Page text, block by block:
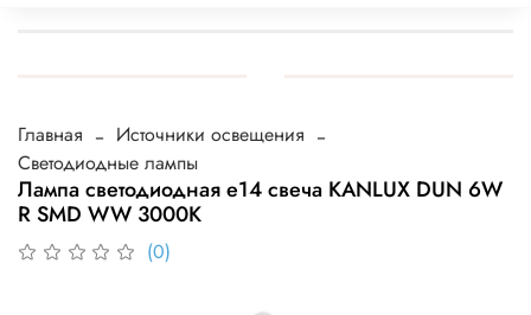
Главная
Источники освещения
Светодиодные лампы
Лампа светодиодная e14 свеча KANLUX DUN 6W
R SMD WW 3000К
(0)